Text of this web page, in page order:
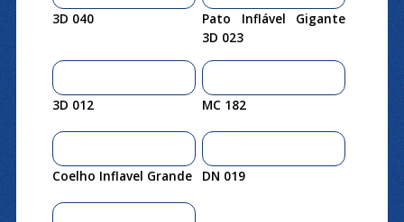
3D 040
Pato Inflável Gigante
3D 023
3D 012 MC 182
Coelho Inflavel Grande DN 019